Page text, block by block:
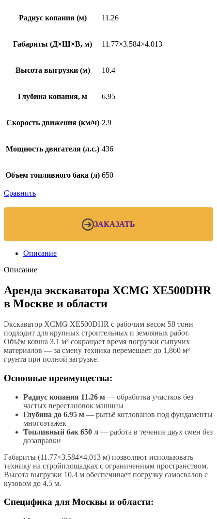
Радиус копания (м) 11.26
Габариты (Д×Ш×В, м) 11.77×3.584×4.013
Высота выгрузки (м) 10.4
Глубина копания, м 6.95
Скорость движения (км/ч) 2.9
Мощность двигателя (л.с.) 436
Объем топливного бака (л) 650
Сравнить
ЗАКАЗАТЬ
Описание
Описание
Аренда экскаватора XCMG XE500DHR
в Москве и области
Экскаватор XCMG XE500DHR с рабочим весом 58 тонн
подходит для крупных строительных и земляных работ.
Объём ковша 3.1 м³ сокращает время погрузки сыпучих
материалов — за смену техника перемещает до 1,860 м³
грунта при полной загрузке.
Основные преимущества:
Радиус копания 11.26 м — обработка участков без
частых перестановок машины
Глубина до 6.95 м — рытьё котлованов под фундаменты
многоэтажек
Топливный бак 650 л — работа в течение двух смен без
дозаправки
Габариты (11.77×3.584×4.013 м) позволяют использовать
технику на стройплощадках с ограниченным пространством.
Высота выгрузки 10.4 м обеспечивает погрузку самосвалов с
кузовом до 4.5 м.
Специфика для Москвы и области: